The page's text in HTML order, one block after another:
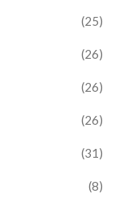
(25)
(26)
(26)
(26)
(31)
(8)